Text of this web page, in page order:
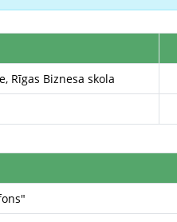
Rīgas Biznesa skola